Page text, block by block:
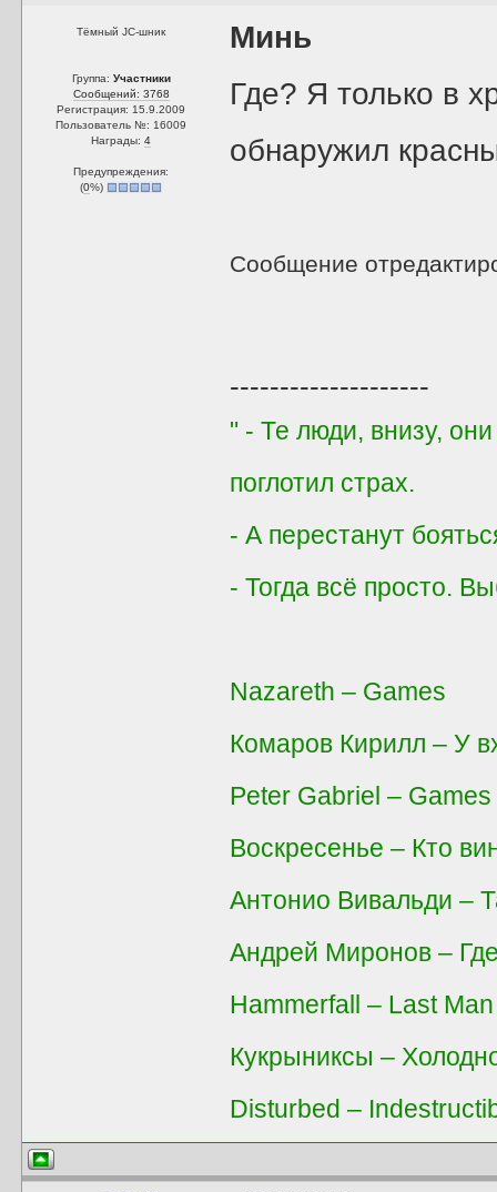
Тёмный JC-шник
Группа: Участники
Сообщений: 3768
Регистрация: 15.9.2009
Пользователь №: 16009
Награды:4
Предупреждения:
(0%)
Минь
Где? Я только в
обнаружил
Сообщение
--------------------
" - Те люди, внизу,
поглотил страх.
- А перестанут
- Тогда всё просто.
Nazareth – Games
Комаров Кирилл – У
Peter Gabriel –
Воскресенье – Кто
Антонио Вивальди –
Андрей Миронов –
Hammerfall – Last
Кукрыниксы –
Disturbed –